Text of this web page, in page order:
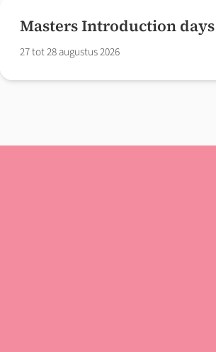
Masters Introduction days
27 tot 28 augustus 2026